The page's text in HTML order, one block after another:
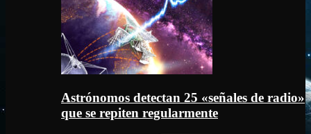
Astrónomos detectan 25 «señales de radio»
que se repiten regularmente